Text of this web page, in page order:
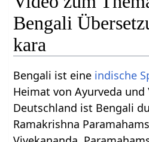
Bengali
kara
Bengali ist eine indische
Heimat von Ayurveda und
Deutschland ist Bengali
Ramakrishna